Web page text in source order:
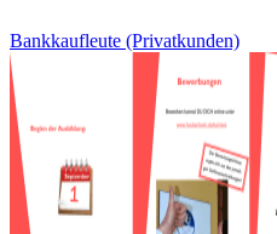
Bankkaufleute (Privatkunden)